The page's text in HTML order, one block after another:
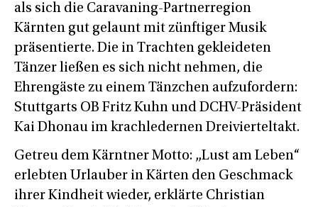
als sich die Caravaning-Partnerregion
Kärnten gut gelaunt mit zünftiger Musik
präsentierte. Die in Trachten gekleideten
Tänzer ließen es sich nicht nehmen, die
Ehrengäste zu einem Tänzchen aufzufordern:
Stuttgarts OB Fritz Kuhn und DCHV-Präsident
Kai Dhonau im krachledernen Dreivierteltakt.
Getreu dem Kärntner Motto: „Lust am Leben“
erlebten Urlauber in Kärten den Geschmack
ihrer Kindheit wieder, erklärte Christian